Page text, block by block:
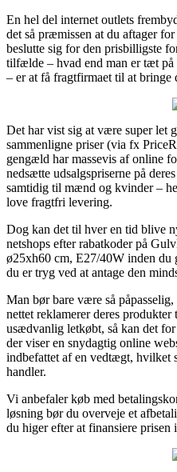
En hel del internet outlets
det så præmissen at du aftager
beslutte sig for den prisbilligste
tilfælde – hvad end man er tæt
– er at få fragtfirmaet til at bringe
Det har vist sig at være super let
sammenligne priser (via fx
gengæld har massevis af online
nedsætte udsalgspriserne på
samtidig til mænd og kvinder –
love fragtfri levering.
Dog kan det til hver en tid blive
netshops efter rabatkoder på
ø25xh60 cm, E27/40W inden du
du er tryg ved at antage den
Man bør bare være så
nettet reklamerer deres
usædvanlig letkøbt, så kan det
der viser en snydagtig online
indbefattet af en vedtægt,
handler.
Vi anbefaler køb med
løsning bør du overveje et
du higer efter at finansiere prisen